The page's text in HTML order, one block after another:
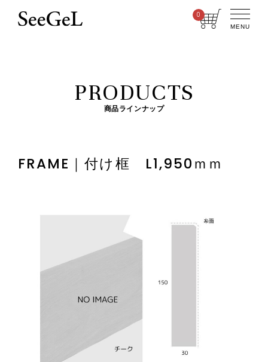
0
MENU
PRODUCTS
商品ラインナップ
FRAME｜付け框 L1,950ｍｍ